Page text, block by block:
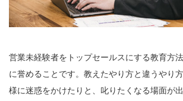
営業未経験者をトップセールスにする教育方
に誉めることです。教えたやり方と違うやり
様に迷惑をかけたりと、叱りたくなる場面が